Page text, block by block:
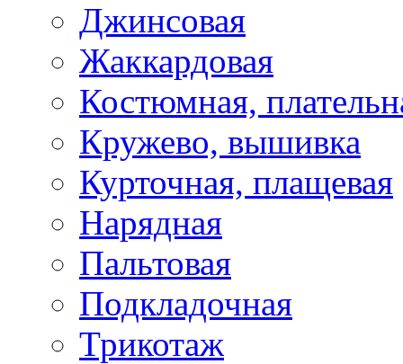
Джинсовая
Жаккардовая
Костюмная,
Кружево, вышивка
Курточная, плащевая
Нарядная
Пальтовая
Подкладочная
Трикотаж